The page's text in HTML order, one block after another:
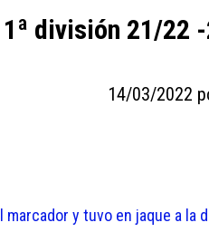
división 21/22
14/03/2022
marcador y tuvo en jaque a la